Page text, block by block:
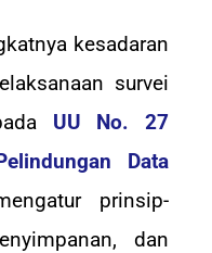
kesadaran
survei
UU No. 27
Data
prinsip-
dan